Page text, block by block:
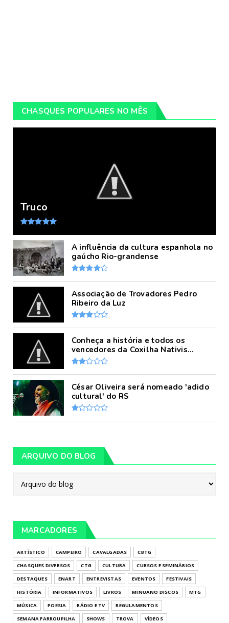
CHASQUES POPULARES NO MÊS
Truco
A influência da cultura espanhola no
gaúcho Rio-grandense
Associação de Trovadores Pedro
Ribeiro da Luz
Conheça a história e todos os
vencedores da Coxilha Nativis...
César Oliveira será nomeado 'adido
cultural' do RS
ARQUIVO DO BLOG
MARCADORES
ARTÍSTICO CAMPEIRO CAVALGADAS
CBTG
CHASQUES DIVERSOS
CTG CULTURA
CURSOS E SEMINÁRIOS
DESTAQUES
ENART ENTREVISTAS EVENTOS
FESTIVAIS
HISTÓRIA
INFORMATIVOS LIVROS MINUANO DISCOS
MTG
MÚSICA
POESIA RÁDIO E TV
REGULAMENTOS
SEMANA FARROUPILHA
SHOWS TROVA VÍDEOS